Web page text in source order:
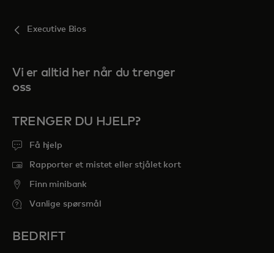
Executive Bios
Vi er alltid her når du trenger
oss
TRENGER DU HJELP?
Få hjelp
Rapporter et mistet eller stjålet kort
Finn minibank
Vanlige spørsmål
BEDRIFT